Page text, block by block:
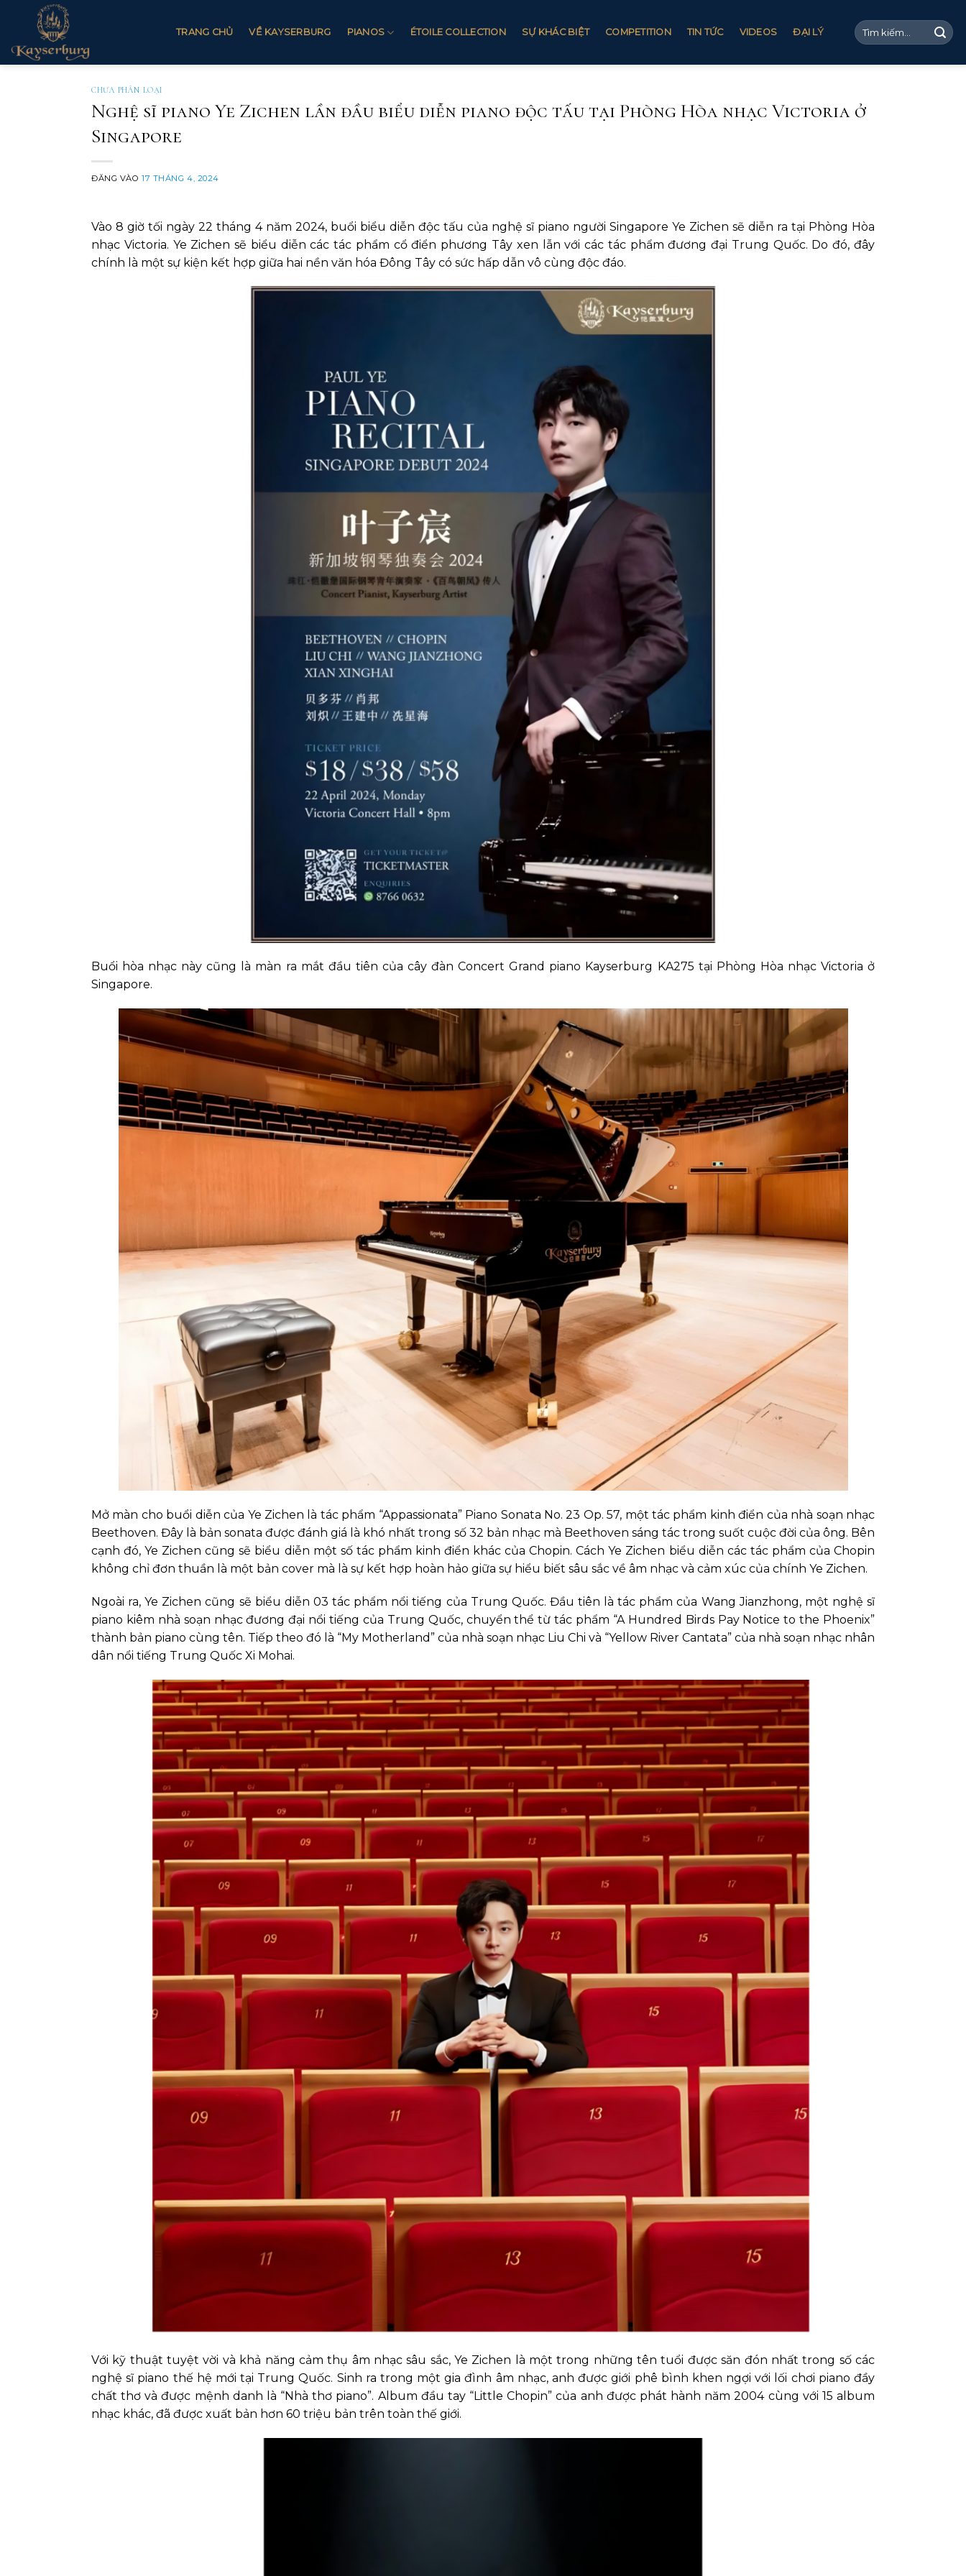
nội
dung
TRANG CHỦ VỀ KAYSERBURG PIANOS ÉTOILE COLLECTION SỰ KHÁC BIỆT COMPETITION TIN TỨC VIDEOS ĐẠI LÝ
CHƯA PHÂN LOẠI
Nghệ sĩ piano Ye Zichen lần đầu biểu diễn piano độc tấu tại Phòng Hòa nhạc Victoria ở
Singapore
ĐĂNG VÀO17 THÁNG 4, 2024
Vào 8 giờ tối ngày 22 tháng 4 năm 2024, buổi biểu diễn độc tấu của nghệ sĩ piano người Singapore Ye Zichen sẽ diễn ra tại Phòng Hòa
nhạc Victoria. Ye Zichen sẽ biểu diễn các tác phẩm cổ điển phương Tây xen lẫn với các tác phẩm đương đại Trung Quốc. Do đó, đây
chính là một sự kiện kết hợp giữa hai nền văn hóa Đông Tây có sức hấp dẫn vô cùng độc đáo.
Buổi hòa nhạc này cũng là màn ra mắt đầu tiên của cây đàn Concert Grand piano Kayserburg KA275 tại Phòng Hòa nhạc Victoria ở
Singapore.
Mở màn cho buổi diễn của Ye Zichen là tác phẩm “Appassionata” Piano Sonata No. 23 Op. 57, một tác phẩm kinh điển của nhà soạn nhạc
Beethoven. Đây là bản sonata được đánh giá là khó nhất trong số 32 bản nhạc mà Beethoven sáng tác trong suốt cuộc đời của ông. Bên
cạnh đó, Ye Zichen cũng sẽ biểu diễn một số tác phẩm kinh điển khác của Chopin. Cách Ye Zichen biểu diễn các tác phẩm của Chopin
không chỉ đơn thuần là một bản cover mà là sự kết hợp hoàn hảo giữa sự hiểu biết sâu sắc về âm nhạc và cảm xúc của chính Ye Zichen.
Ngoài ra, Ye Zichen cũng sẽ biểu diễn 03 tác phẩm nổi tiếng của Trung Quốc. Đầu tiên là tác phẩm của Wang Jianzhong, một nghệ sĩ
piano kiêm nhà soạn nhạc đương đại nổi tiếng của Trung Quốc, chuyển thể từ tác phẩm “A Hundred Birds Pay Notice to the Phoenix”
thành bản piano cùng tên. Tiếp theo đó là “My Motherland” của nhà soạn nhạc Liu Chi và “Yellow River Cantata” của nhà soạn nhạc nhân
dân nổi tiếng Trung Quốc Xi Mohai.
Với kỹ thuật tuyệt vời và khả năng cảm thụ âm nhạc sâu sắc, Ye Zichen là một trong những tên tuổi được săn đón nhất trong số các
nghệ sĩ piano thế hệ mới tại Trung Quốc. Sinh ra trong một gia đình âm nhạc, anh được giới phê bình khen ngợi với lối chơi piano đầy
chất thơ và được mệnh danh là “Nhà thơ piano”. Album đầu tay “Little Chopin” của anh được phát hành năm 2004 cùng với 15 album
nhạc khác, đã được xuất bản hơn 60 triệu bản trên toàn thế giới.